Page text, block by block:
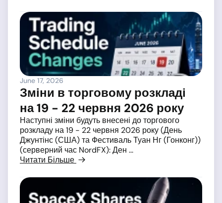
June 17, 2026
Зміни в торговому розкладі
на 19 - 22 червня 2026 року
Наступні зміни будуть внесені до торгового
розкладу на 19 - 22 червня 2026 року (День
Джунтінс (США) та Фестиваль Туан Нг (Гонконг))
(серверний час NordFX): Ден ...
Читати Більше